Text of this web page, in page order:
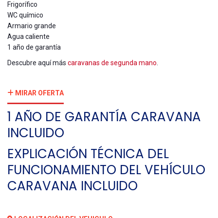
Frigorífico
WC químico
Armario grande
Agua caliente
1 año de garantía
Descubre aquí más caravanas de segunda mano
MIRAR OFERTA
1 AÑO DE GARANTÍA CARAVANA
INCLUIDO
EXPLICACIÓN TÉCNICA DEL
FUNCIONAMIENTO DEL VEHÍCULO
CARAVANA INCLUIDO